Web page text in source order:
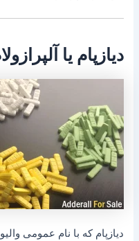
دیازپام یا
دیازپام که با نام عمومی